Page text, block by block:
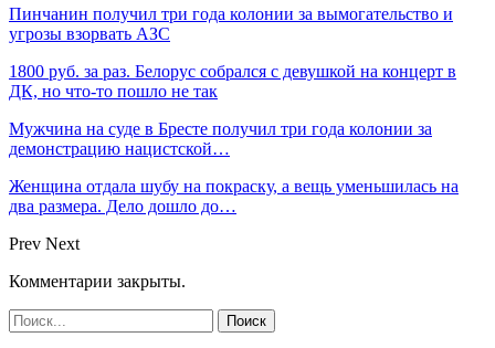
Пинчанин получил три года колонии за вымогательство и
угрозы взорвать АЗС
1800 руб. за раз. Белорус собрался с девушкой на концерт в
ДК, но что-то пошло не так
Мужчина на суде в Бресте получил три года колонии за
демонстрацию нацистской…
Женщина отдала шубу на покраску, а вещь уменьшилась на
два размера. Дело дошло до…
Prev Next
Комментарии закрыты.